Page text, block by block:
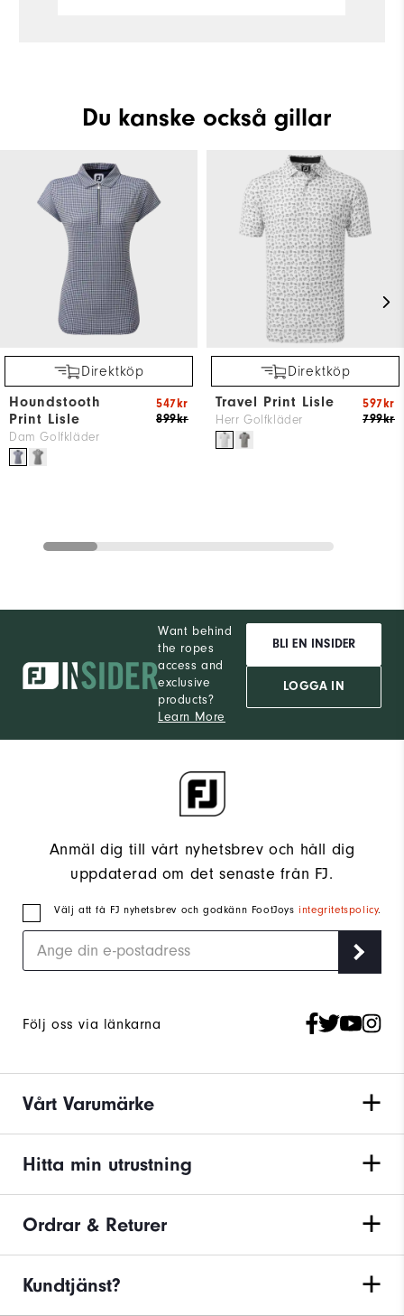
Du kanske också gillar
Direktköp
Houndstooth
Print Lisle
Dam Golfkläder
899kr
547kr
Direktköp
Travel Print Lisle
Herr Golfkläder 799kr
597kr
Want behind
the ropes
access and
exclusive
products?
Learn More
BLI EN INSIDER
LOGGA IN
Anmäl dig till vårt nyhetsbrev och håll dig
uppdaterad om det senaste från FJ.
Välj att få FJ nyhetsbrev och godkänn FootJoysintegritetspolicy.
Följ oss via länkarna
Vårt Varumärke
Hitta min utrustning
Ordrar & Returer
Kundtjänst?